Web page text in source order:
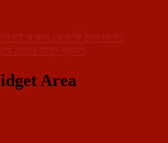
দই বা কলা খেলে কি ঠান্ডা লাগে?
নেতার আনন্দ প্রকাশ
Area